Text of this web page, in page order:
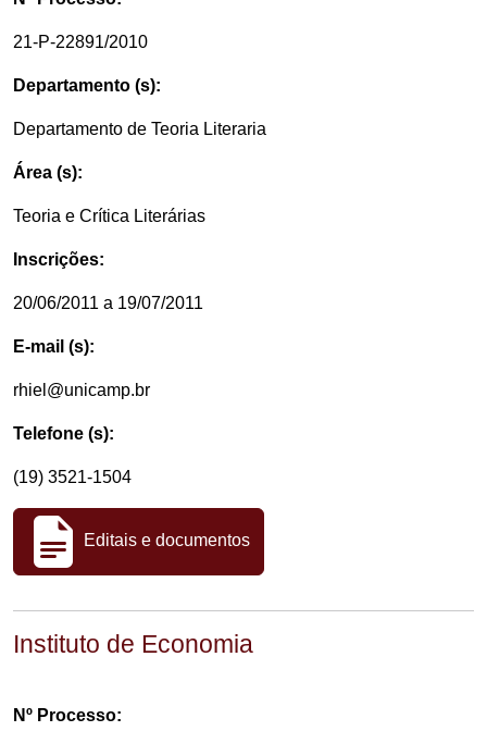
21-P-22891/2010
Departamento (s):
Departamento de Teoria Literaria
Área (s):
Teoria e Crítica Literárias
Inscrições:
20/06/2011 a 19/07/2011
E-mail (s):
rhiel@unicamp.br
Telefone (s):
(19) 3521-1504
Editais e documentos
Instituto de Economia
Nº Processo: